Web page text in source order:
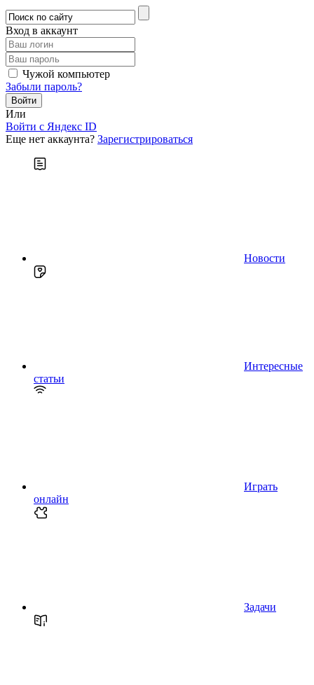
Вход в аккаунт
Чужой компьютер
Забыли пароль?
Или
Войти c Яндекс ID
Еще нет аккаунта? Зарегистрироваться
Новости
Интересные
статьи
Играть
онлайн
Задачи